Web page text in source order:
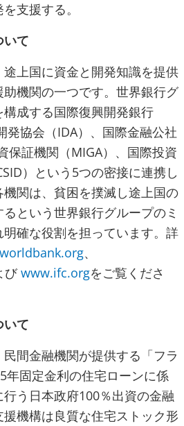
支援する。
いて
上国に資金と開発知識を提供
機関の一つです。世界銀行グ
成する国際復興開発銀行
発協会（IDA）、国際金融公社
保証機関（MIGA）、国際投資
）という5つの密接に連携し
関は、貧困を撲滅し途上国の
という世界銀行グループのミ
確な役割を担っています。詳
、
びwww.ifc.orgをご覧くださ
いて
間金融機関が提供する「フラ
年固定金利の住宅ローンに係
う日本政府100％出資の金融
機構は良質な住宅ストック形